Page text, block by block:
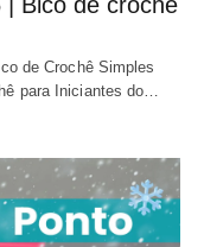
de Crochê Simples
para Iniciantes do…